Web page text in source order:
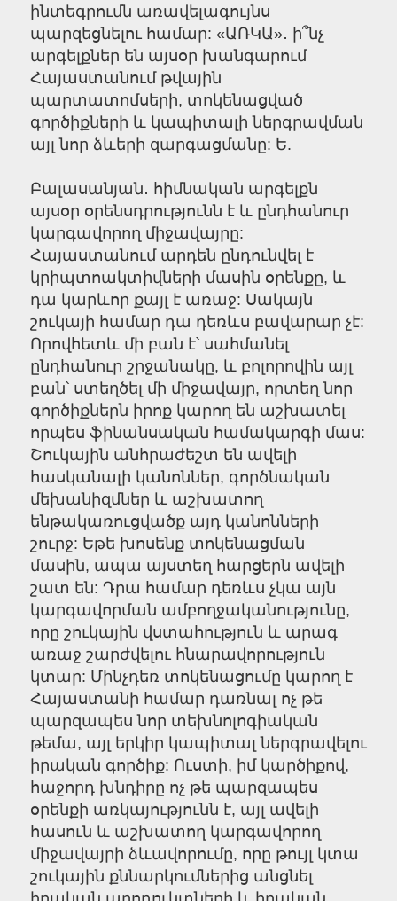
ինտեգրումն առավելագույնս
պարզեցնելու համար: «ԱՌԿԱ»․ ի՞նչ
արգելքներ են այսօր խանգարում
Հայաստանում թվային
պարտատոմսերի, տոկենացված
գործիքների և կապիտալի ներգրավման
այլ նոր ձևերի զարգացմանը: Ե.
Բալասանյան․ հիմնական արգելքն
այսօր օրենսդրությունն է և ընդհանուր
կարգավորող միջավայրը:
Հայաստանում արդեն ընդունվել է
կրիպտոակտիվների մասին օրենքը, և
դա կարևոր քայլ է առաջ: Սակայն
շուկայի համար դա դեռևս բավարար չէ:
Որովհետև մի բան է՝ սահմանել
ընդհանուր շրջանակը, և բոլորովին այլ
բան՝ ստեղծել մի միջավայր, որտեղ նոր
գործիքներն իրոք կարող են աշխատել
որպես ֆինանսական համակարգի մաս:
Շուկային անհրաժեշտ են ավելի
հասկանալի կանոններ, գործնական
մեխանիզմներ և աշխատող
ենթակառուցվածք այդ կանոնների
շուրջ: Եթե խոսենք տոկենացման
մասին, ապա այստեղ հարցերն ավելի
շատ են: Դրա համար դեռևս չկա այն
կարգավորման ամբողջականությունը,
որը շուկային վստահություն և արագ
առաջ շարժվելու հնարավորություն
կտար: Մինչդեռ տոկենացումը կարող է
Հայաստանի համար դառնալ ոչ թե
պարզապես նոր տեխնոլոգիական
թեմա, այլ երկիր կապիտալ ներգրավելու
իրական գործիք: Ուստի, իմ կարծիքով,
հաջորդ խնդիրը ոչ թե պարզապես
օրենքի առկայությունն է, այլ ավելի
հասուն և աշխատող կարգավորող
միջավայրի ձևավորումը, որը թույլ կտա
շուկային քննարկումներից անցնել